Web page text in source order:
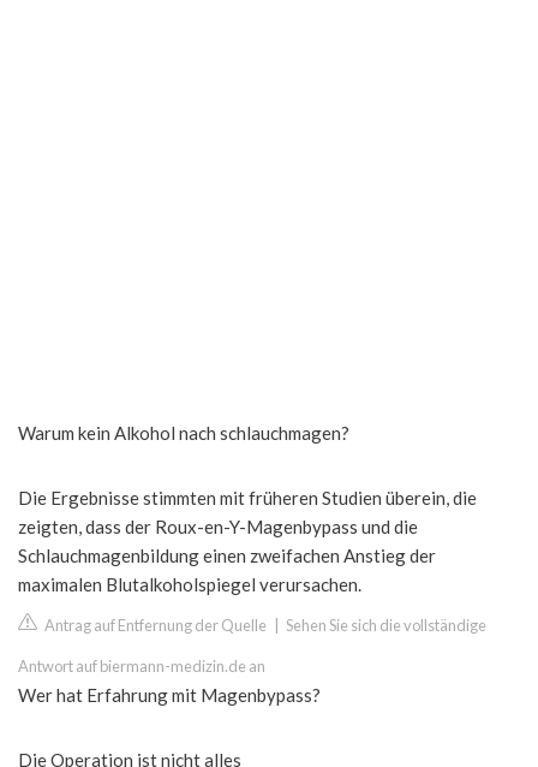
Warum kein Alkohol nach schlauchmagen?
Die Ergebnisse stimmten mit früheren Studien überein, die
zeigten, dass der Roux-en-Y-Magenbypass und die
Schlauchmagenbildung einen zweifachen Anstieg der
maximalen Blutalkoholspiegel verursachen.
Antrag auf Entfernung der Quelle Sehen Sie sich die vollständige
Antwort auf biermann-medizin.de an
Wer hat Erfahrung mit Magenbypass?
Die Operation ist nicht alles